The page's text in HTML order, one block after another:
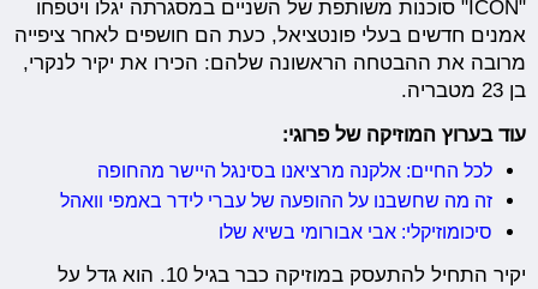
"ICON" סוכנות משותפת של השניים במסגרתה יגלו ויטפחו
אמנים חדשים בעלי פונטציאל, כעת הם חושפים לאחר ציפייה
מרובה את ההבטחה הראשונה שלהם: הכירו את יקיר לנקרי,
בן 23 מטבריה.
עוד בערוץ המוזיקה של פרוגי:
לכל החיים: אלקנה מרציאנו בסינגל היישר מהחופה
זה מה שחשבנו על ההופעה של עברי לידר באמפי וואהל
סיכומוזיקלי: אבי אבורומי בשיא שלו
יקיר התחיל להתעסק במוזיקה כבר בגיל 10. הוא גדל על